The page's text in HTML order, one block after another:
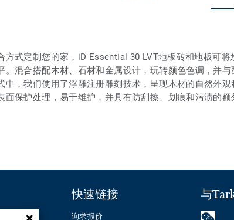
方式定制您的家，iD Essential 30 LVT地板砖和地板可将
。混合搭配木材、石材和金属设计，玩转颜色色调，并与
中，我们使用了浮雕注册雕刻技术，呈现木材的自然外观
面保护处理，易于维护，并具有防刮擦、划痕和污渍的额
快速链接
询求报价
与